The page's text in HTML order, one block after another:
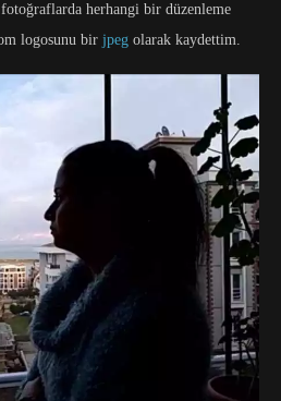
herhangi bir düzenleme
logosunu bir jpeg olarak kaydettim.